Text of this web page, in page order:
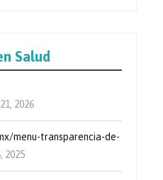
Salud
2026
menu-transparencia-de-
2025